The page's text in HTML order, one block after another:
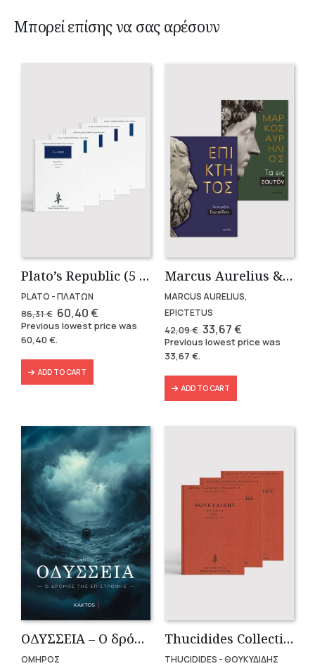
Μπορεί επίσης να σας αρέσουν
Plato’s Republic (5 volumes)
PLATO - ΠΛΑΤΩΝ
86,31€ Original
price
was:
86,31 €.
60,40€Current
price
is:
Previous lowest price was
60,40€.
ADD TO CART
Marcus Aurelius & Epictetus (Compact works in Greek)
MARCUS AURELIUS,
EPICTETUS
42,09€ Original
price
was:
33,67€Current
price
is:
Previous lowest price was
33,67 €.
ADD TO CART
OΔΥΣΣΕΙΑ – Ο δρόμος της επιστροφής
ΟΜΗΡΟΣ
Thucidides Collection – Hardbound Edition (4 volumes)
THUCIDIDES - ΘΟΥΚΥΔΙΔΗΣ